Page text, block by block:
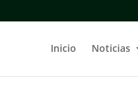
Inicio Noticias